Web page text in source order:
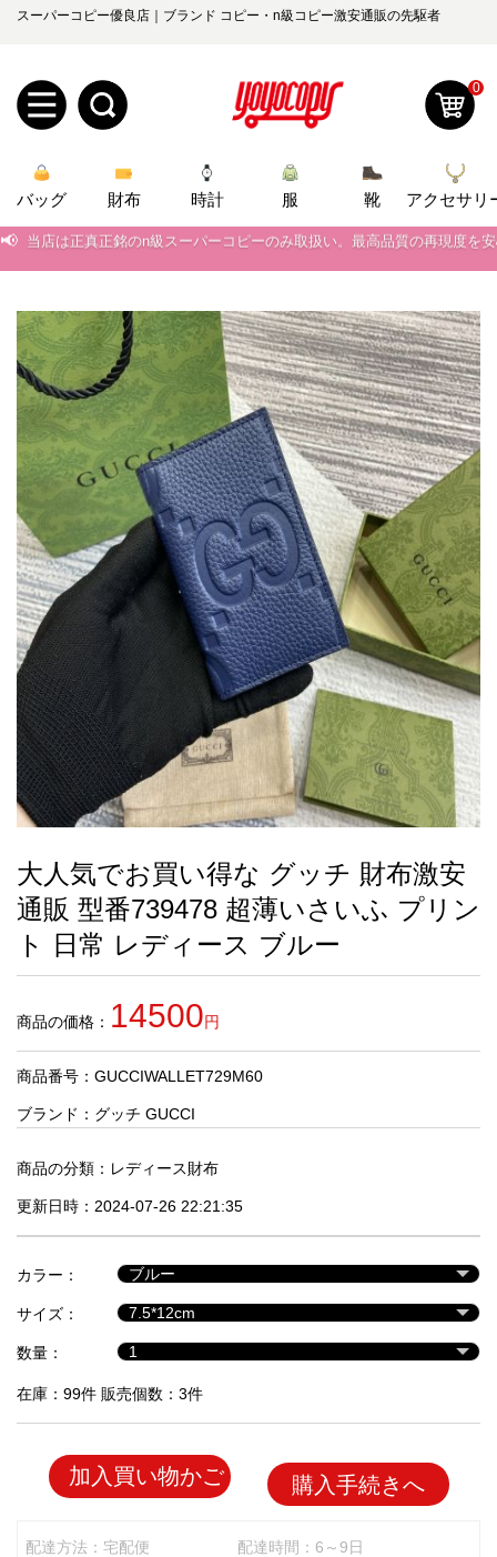
スーパーコピー優良店｜ブランド コピー・n級コピー激安通販の先駆者
規
ユ
ザ
ー
登
録
ロ
グ
ン
オ
ダ
ー
管
理
知
ら
せ
yoyocopys@gmail.com
2026人気特集
バッグ
財布
時計
服
ズボン
衣装セット
靴
住まい用品
アクセサリー
ベルト
スカーフ
アイフォーンケ
ース
小物
最
新
製
品
お
す
す
め
商
人
気
商
セ
ル
品
0
バッグ 財布 時計 服 靴 アクセサリ
📢 当店は正真正銘のn級スーパーコピーのみ取扱い。最高品質の再現度を
当店は正真正銘のn級スーパーコピーのみ取扱い。最高品質の再現度を
📢 2026春の新作続々更新中！期間中のご注文でお得な割引をご利用いただ
新作入荷！ルイ・ヴィトンスーパーコピー バッグ最新モデルが登場。
大人気でお買い得な グッチ 財布激安
通販 型番739478 超薄いさいふ プリン
ト 日常 レディース ブルー
商品の価格： 14500円
商品番号：GUCCIWALLET729M60
ブランド： グッチ GUCCI
商品の分類： レディース財布
更新日時：2024-07-26 22:21:35
カラー：
サイズ：
数量：
在庫：99件 販売個数：3件
加入買い物かご 購入手続きへ
配達方法：宅配便
配達時間：6～9日